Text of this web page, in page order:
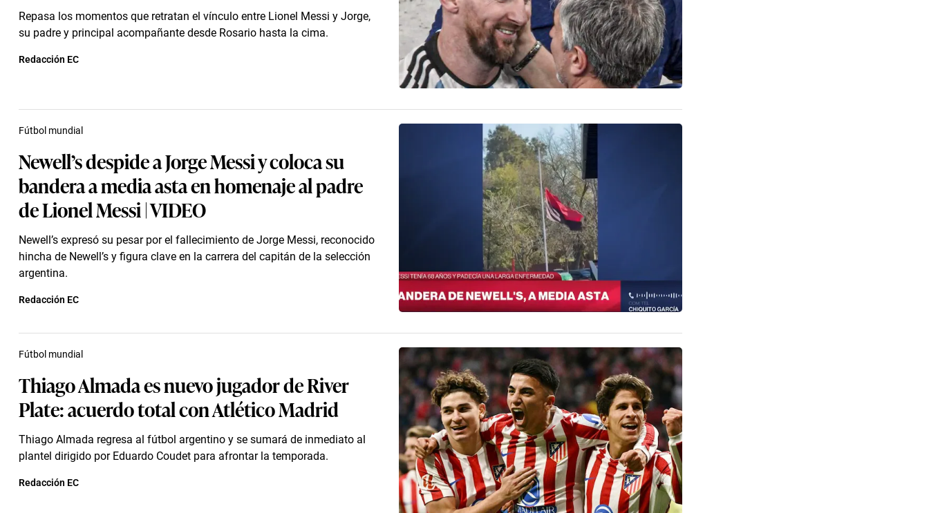
Repasa los momentos que retratan el vínculo entre Lionel Messi y Jorge,
su padre y principal acompañante desde Rosario hasta la cima.
Redacción EC
Newell’s despide a Jorge Messi y coloca su
bandera a media asta en homenaje al padre
de Lionel Messi | VIDEO
Newell’s expresó su pesar por el fallecimiento de Jorge Messi, reconocido
hincha de Newell’s y figura clave en la carrera del capitán de la selección
argentina.
Fútbol mundial
Redacción EC
Thiago Almada es nuevo jugador de River
Plate: acuerdo total con Atlético Madrid
Thiago Almada regresa al fútbol argentino y se sumará de inmediato al
plantel dirigido por Eduardo Coudet para afrontar la temporada.
Fútbol mundial
Redacción EC